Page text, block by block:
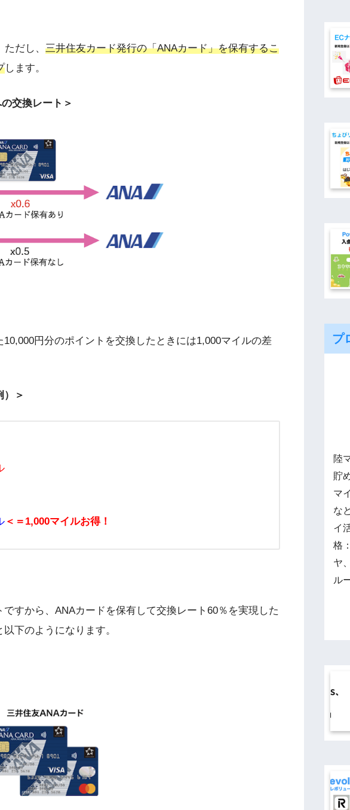
だし、 三井住友カード発行の「ANAカード」を保有するこ
します。
交換レート＞
円分のポイントを交換したときには1,000マイルの差
）＞
＜＝1,000マイルお得！
すから、ANAカードを保有して交換レート60％を実現した
下のようになります。
プ
陸
貯
マ
な
イ
格
ヤ
ル